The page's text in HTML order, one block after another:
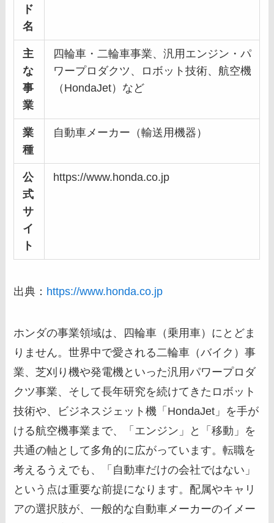
ド
名
主
な
事
業
四輪車・二輪車事業、汎用エンジン・パ
ワープロダクツ、ロボット技術、航空機
（HondaJet）など
業
種
自動車メーカー（輸送用機器）
公
式
サ
イ
ト
https://www.honda.co.jp
出典： https://www.honda.co.jp
ホンダの事業領域は、四輪車（乗用車）にとどま
りません。世界中で愛される二輪車（バイク）事
業、芝刈り機や発電機といった汎用パワープロダ
クツ事業、そして長年研究を続けてきたロボット
技術や、ビジネスジェット機「HondaJet」を手が
ける航空機事業まで、「エンジン」と「移動」を
共通の軸として多角的に広がっています。転職を
考えるうえでも、「自動車だけの会社ではない」
という点は重要な前提になります。配属やキャリ
アの選択肢が、一般的な自動車メーカーのイメー